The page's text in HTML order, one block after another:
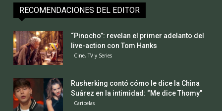
RECOMENDACIONES DEL EDITOR
“Pinocho”: revelan el primer adelanto del
live-action con Tom Hanks
Cine, TV y Series
Rusherking contó cómo le dice la China
Suárez en la intimidad: “Me dice Thomy”
Caripelas